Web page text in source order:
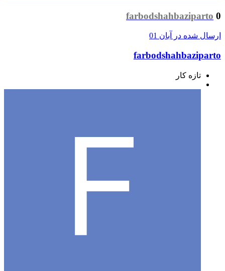
farbodshahbaziparto 0
ارسال شده در آبان 01
farbodshahbaziparto
تازه کار